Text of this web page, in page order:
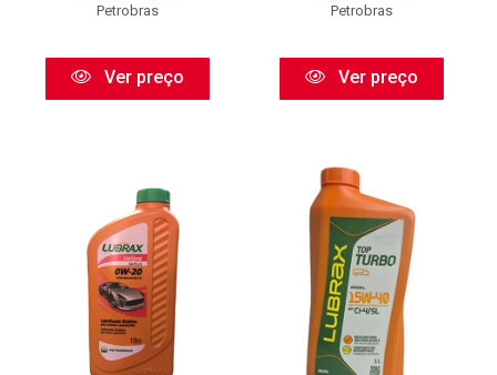
Petrobras
Ver preço
Petrobras
Ver preço